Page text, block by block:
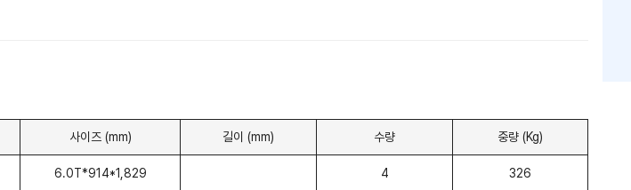
사이즈 (mm) 길이 (mm) 수량 중량 (Kg)
6.0T*914*1,829 4 326